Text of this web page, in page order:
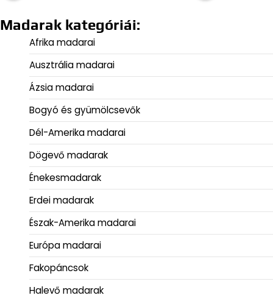
Madarak kategóriái:
Afrika madarai
Ausztrália madarai
Ázsia madarai
Bogyó és gyümölcsevők
Dél-Amerika madarai
Dögevő madarak
Énekesmadarak
Erdei madarak
Észak-Amerika madarai
Európa madarai
Fakopáncsok
Halevő madarak